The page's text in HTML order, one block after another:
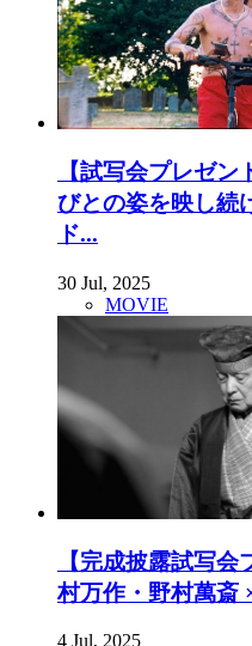
【試写会プレゼ
びとの姿を映し続
ド...
30 Jul, 2025
MOVIE
【完成披露試写
村万作・野村萬斎
4 Jul, 2025